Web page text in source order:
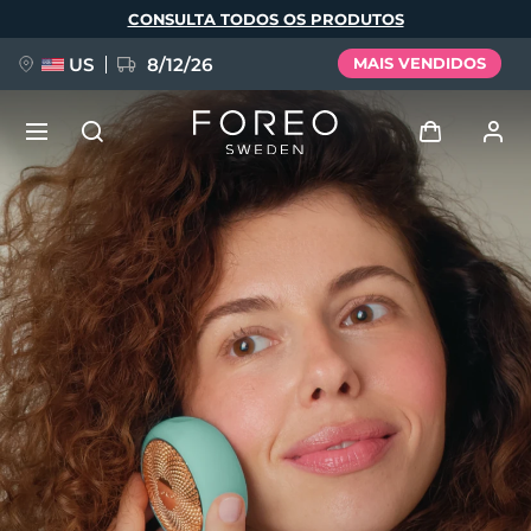
principal
CONSULTA TODOS OS PRODUTOS
US 8/12/26 MAIS VENDIDOS
Entrar
Perfil de usuário
Meus aparelhos
Meus pedidos
Meus endereços
As minhas subscrições
NOVIDADE
FAQ™ Pure Beauty-Tech Elixir
BREAKING NEWS
issa™ Teeth Whitening Set
Idioma
English Deutsch
Español
Français
Italiano
Português
Polski
Svenska
Русский
Türkçe
简体中文 繁體中文